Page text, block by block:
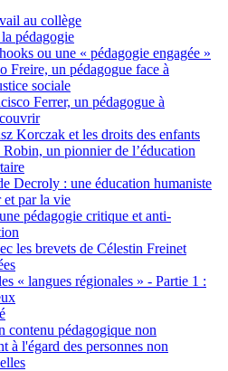
au collège
pédagogie
ou une « pédagogie engagée »
Freire, un pédagogue face à
sociale
Ferrer, un pédagogue à
Korczak et les droits des enfants
Robin, un pionnier de l’éducation
Decroly : une éducation humaniste
et par la vie
pédagogie critique et anti-
les brevets de Célestin Freinet
« langues régionales » - Partie 1 :
contenu pédagogique non
à l'égard des personnes non